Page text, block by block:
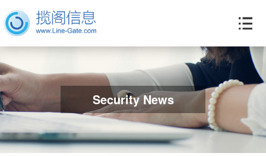
Security News